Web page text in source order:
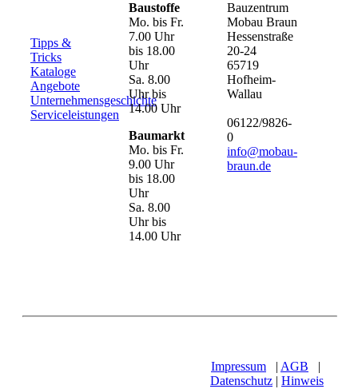
Tipps &
Tricks
Kataloge
Angebote
Unternehmensgeschichte
Serviceleistungen
Baustoffe
Mo. bis Fr.
7.00 Uhr
bis 18.00
Uhr
Sa. 8.00
Uhr bis
14.00 Uhr
Baumarkt
Mo. bis Fr.
9.00 Uhr
bis 18.00
Uhr
Sa. 8.00
Uhr bis
14.00 Uhr
Bauzentrum
Mobau Braun
Hessenstraße
20-24
65719
Hofheim-
Wallau
06122/9826-
0
info@mobau-
braun.de
Impressum | AGB
|
Datenschutz | Hinweis